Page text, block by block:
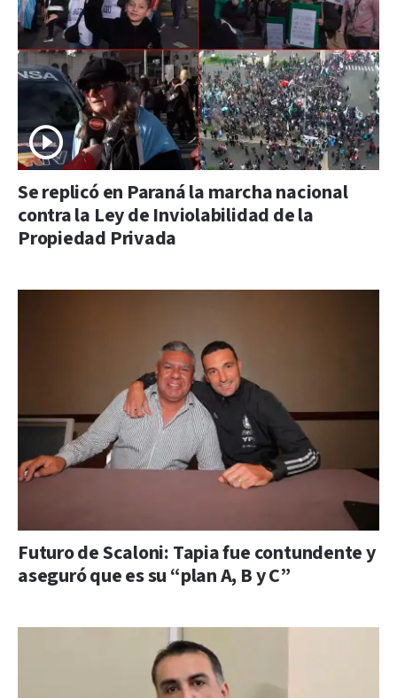
Se replicó en Paraná la marcha nacional
contra la Ley de Inviolabilidad de la
Propiedad Privada
Futuro de Scaloni: Tapia fue contundente y
aseguró que es su “plan A, B y C”